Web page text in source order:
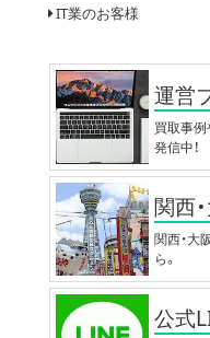
IT業のお客様
運営
買取事
発信中！
関西
関西・大
ら。
公式